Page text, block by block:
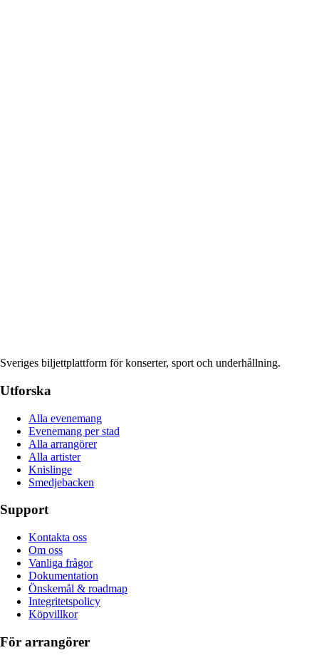
Sveriges biljettplattform för konserter, sport och underhållning.
Utforska
Alla evenemang
Evenemang per stad
Alla arrangörer
Alla artister
Knislinge
Smedjebacken
Support
Kontakta oss
Om oss
Vanliga frågor
Dokumentation
Önskemål & roadmap
Integritetspolicy
Köpvillkor
För arrangörer